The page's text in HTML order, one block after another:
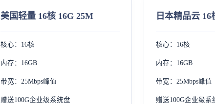
美国轻量 16核 16G 25M
核心：16核
内存：16GB
带宽：25Mbps峰值
赠送100G企业级系统盘
日本精品云 16
核心：16核
内存：16GB
带宽：25Mbps峰值
赠送100G企业级系